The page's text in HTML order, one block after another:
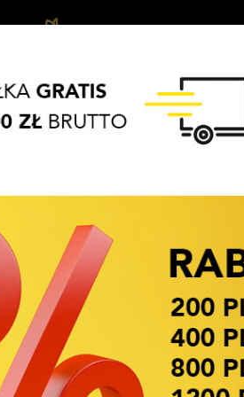
Vlasové
OKAZJE CENOWE
kolczyki